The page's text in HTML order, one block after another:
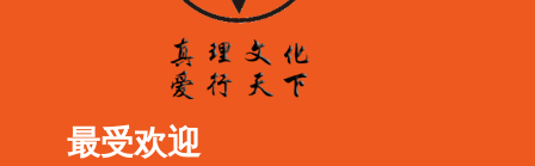
最受欢迎